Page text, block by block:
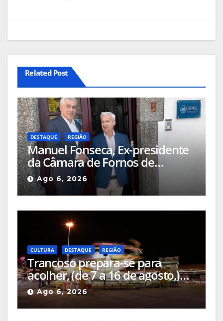
Related Post
DESTAQUE REGIÃO
Manuel Fonseca, Ex-presidente
da Câmara de Fornos de
Algodres foi nomeado Diretor
Delegado APAL-SIM (Águas
Públicas em Altitude, Serviços
Intermunicipalizados)
Ago 6, 2026
CULTURA DESTAQUE REGIÃO
Trancoso prepara-se para
acolher, (de 7 a 16 de agosto,)
mais uma edição da Feira de
São Bartolomeu, a feira franca
mais antiga do país
Ago 6, 2026